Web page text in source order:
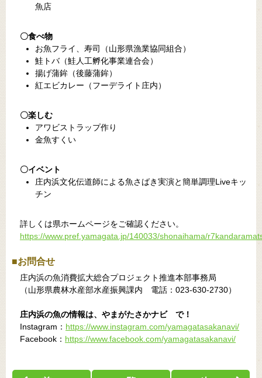
魚店
〇食べ物
お魚フライ、寿司（山形県漁業協同組合）
鮭トバ（鮭人工孵化事業連合会）
揚げ蒲鉾（後藤蒲鉾）
紅エビカレー（フーデライト庄内）
〇楽しむ
アワビストラップ作り
金魚すくい
〇イベント
庄内浜文化伝道師による魚さばき実演と簡単調理Liveキッ
チン
詳しくは県ホームページをご確認ください。
https://www.pref.yamagata.jp/140033/shonaihama/
■お問合せ
庄内浜の魚消費拡大総合プロジェクト推進本部事務局
（山形県農林水産部水産振興課内 電話：023-630-2730）
庄内浜の魚の情報は、やまがたさかナビ で！
Instagram： https://www.instagram.com/yamagatasakanavi/
Facebook： https://www.facebook.com/yamagatasakanavi/